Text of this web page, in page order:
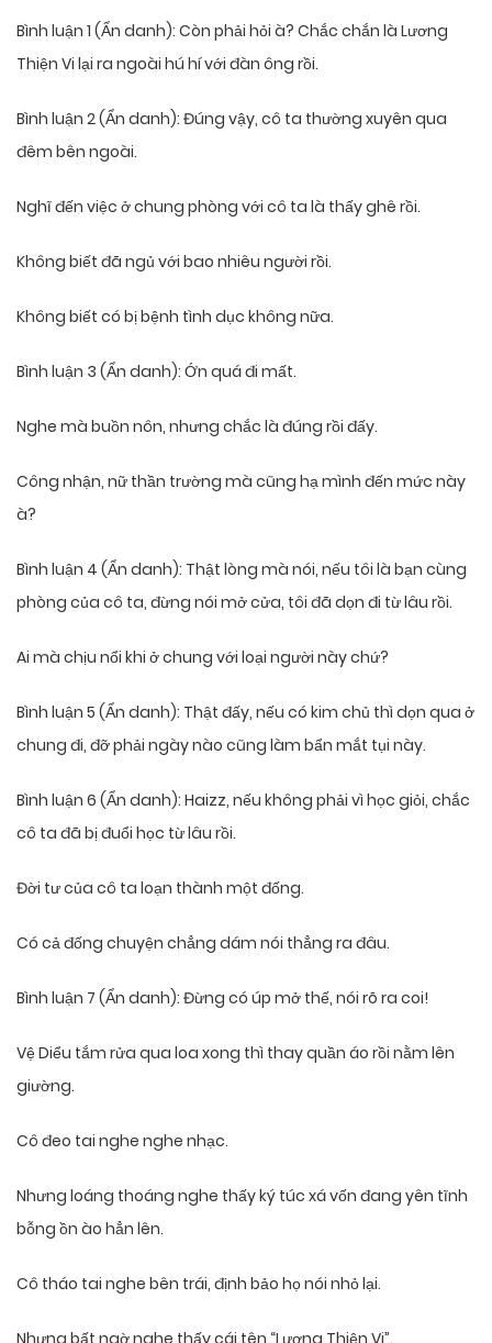
Bình luận 1 (Ẩn danh): Còn phải hỏi à? Chắc chắn là Lương
Thiện Vi lại ra ngoài hú hí với đàn ông rồi.
Bình luận 2 (Ẩn danh): Đúng vậy, cô ta thường xuyên qua
đêm bên ngoài.
Nghĩ đến việc ở chung phòng với cô ta là thấy ghê rồi.
Không biết đã ngủ với bao nhiêu người rồi.
Không biết có bị bệnh tình dục không nữa.
Bình luận 3 (Ẩn danh): Ớn quá đi mất.
Nghe mà buồn nôn, nhưng chắc là đúng rồi đấy.
Công nhận, nữ thần trường mà cũng hạ mình đến mức này
à?
Bình luận 4 (Ẩn danh): Thật lòng mà nói, nếu tôi là bạn cùng
phòng của cô ta, đừng nói mở cửa, tôi đã dọn đi từ lâu rồi.
Ai mà chịu nổi khi ở chung với loại người này chứ?
Bình luận 5 (Ẩn danh): Thật đấy, nếu có kim chủ thì dọn qua ở
chung đi, đỡ phải ngày nào cũng làm bẩn mắt tụi này.
Bình luận 6 (Ẩn danh): Haizz, nếu không phải vì học giỏi, chắc
cô ta đã bị đuổi học từ lâu rồi.
Đời tư của cô ta loạn thành một đống.
Có cả đống chuyện chẳng dám nói thẳng ra đâu.
Bình luận 7 (Ẩn danh): Đừng có úp mở thế, nói rõ ra coi!
Vệ Diểu tắm rửa qua loa xong thì thay quần áo rồi nằm lên
giường.
Cô đeo tai nghe nghe nhạc.
Nhưng loáng thoáng nghe thấy ký túc xá vốn đang yên tĩnh
bỗng ồn ào hẳn lên.
Cô tháo tai nghe bên trái, định bảo họ nói nhỏ lại.